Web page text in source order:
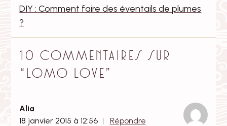
DIY : Comment faire des éventails de plumes
?
10 commentaires sur
“Lomo love”
Alia
18 janvier 2015 à 12:56
Répondre